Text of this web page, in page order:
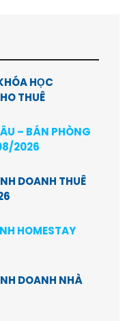
HỌC
THUÊ
– BÁN PHÒNG
2026
DOANH THUÊ
HOMESTAY
DOANH NHÀ